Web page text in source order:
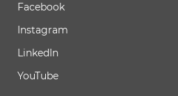
Facebook
Instagram
LinkedIn
YouTube